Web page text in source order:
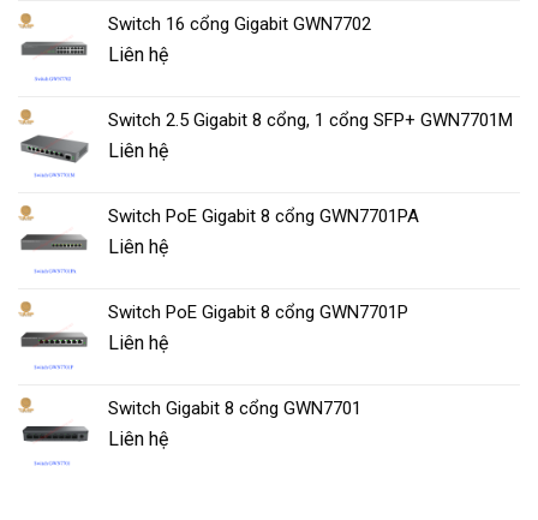
Switch 16 cổng Gigabit GWN7702
Liên hệ
Switch 2.5 Gigabit 8 cổng, 1 cổng SFP+ GWN7701M
Liên hệ
Switch PoE Gigabit 8 cổng GWN7701PA
Liên hệ
Switch PoE Gigabit 8 cổng GWN7701P
Liên hệ
Switch Gigabit 8 cổng GWN7701
Liên hệ